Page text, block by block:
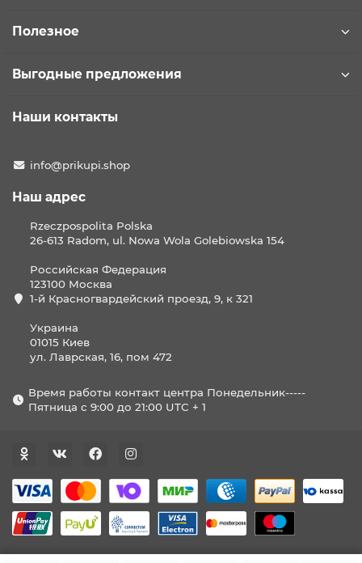
Полезное
Выгодные предложения
Наши контакты
info@prikupi.shop
Наш адрес
Rzeczpospolita Polska
26-613 Radom, ul. Nowa Wola Golebiowska 154
Российская Федерация
123100 Москва
1-й Красногвардейский проезд, 9, к 321
Украина
01015 Киев
ул. Лаврская, 16, пом 472
Время работы контакт центра Понедельник-----
Пятница с 9:00 до 21:00 UTC + 1